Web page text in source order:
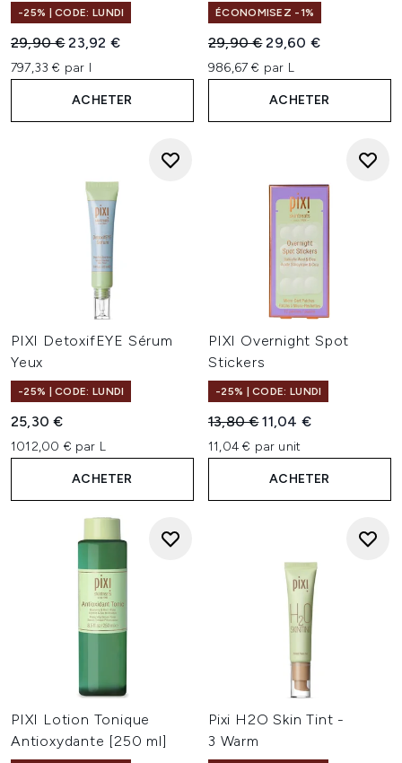
-25% | CODE: LUNDI
Prix de vente :
29,90 €Prix ​​actuel :
23,92 €
797,33 € par l
ACHETER
ÉCONOMISEZ -1%
Prix de vente :
29,90 €Prix ​​actuel :
29,60 €
986,67 € par L
ACHETER
PIXI DetoxifEYE Sérum
Yeux
-25% | CODE: LUNDI
25,30 €
1012,00 € par L
ACHETER
PIXI Overnight Spot
Stickers
-25% | CODE: LUNDI
Prix de vente :
13,80 €Prix ​​actuel :
11,04 €
11,04 € par unit
ACHETER
PIXI Lotion Tonique
Antioxydante [250 ml]
Pixi H2O Skin Tint -
3 Warm